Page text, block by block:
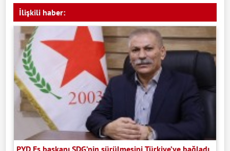
İlişkili haber:
PYD Eş başkanı SDG’nin sürülmesini Türkiye’ye bağladı